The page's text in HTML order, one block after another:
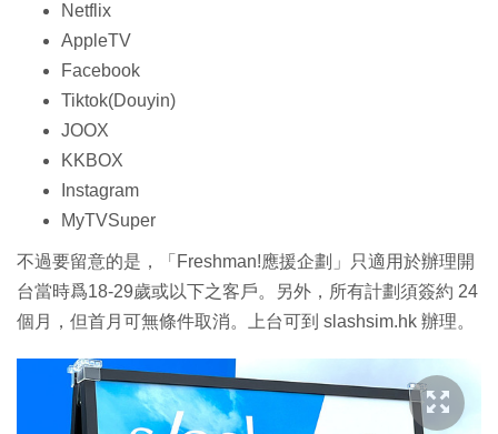
Netflix
AppleTV
Facebook
Tiktok(Douyin)
JOOX
KKBOX
Instagram
MyTVSuper
不過要留意的是，「Freshman!應援企劃」只適用於辦理開
台當時爲18-29歲或以下之客戶。另外，所有計劃須簽約 24
個月，但首月可無條件取消。上台可到 slashsim.hk 辦理。